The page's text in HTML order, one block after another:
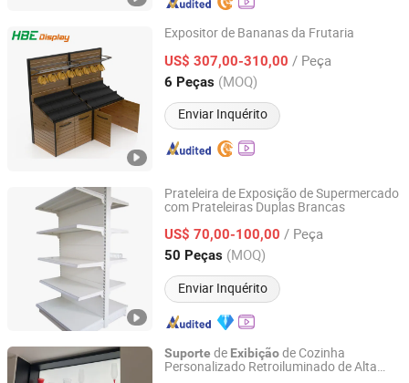
Expositor de Bananas da Frutaria
US$ 307,00-310,00 / Peça
6 Peças (MOQ)
Enviar Inquérito
Suzhou Highbright Store Fixtures Co., Ltd.
Jiangsu, China Desde 2012
Prateleira de Exposição de Supermercado
com Prateleiras Duplas Brancas
US$ 70,00-100,00 / Peça
50 Peças (MOQ)
Enviar Inquérito
Changshu Yiyang Commercial Equipment Co., Ltd.
Jiangsu, China Desde 2009
Suporte de Exibiçãode Cozinha
Personalizado Retroiluminado de Alta
Foshan Jiapu Cabinet Co., Ltd.